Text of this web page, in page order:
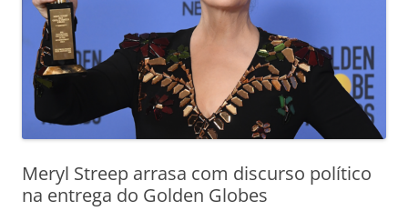
Meryl Streep arrasa com discurso político
na entrega do Golden Globes